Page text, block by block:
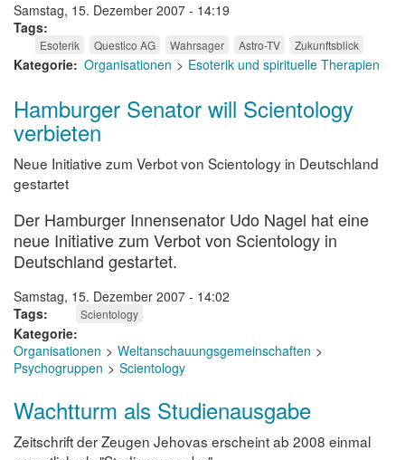
Samstag, 15. Dezember 2007 - 14:19
Tags
Esoterik Questico AG Wahrsager Astro-TV Zukunftsblick
Kategorie Organisationen Esoterik und spirituelle Therapien
Hamburger Senator will Scientology
verbieten
Neue Initiative zum Verbot von Scientology in Deutschland
gestartet
Der Hamburger Innensenator Udo Nagel hat eine
neue Initiative zum Verbot von Scientology in
Deutschland gestartet.
Samstag, 15. Dezember 2007 - 14:02
Tags
Scientology
Kategorie
Organisationen
Weltanschauungsgemeinschaften
Psychogruppen
Scientology
Wachtturm als Studienausgabe
Zeitschrift der Zeugen Jehovas erscheint ab 2008 einmal